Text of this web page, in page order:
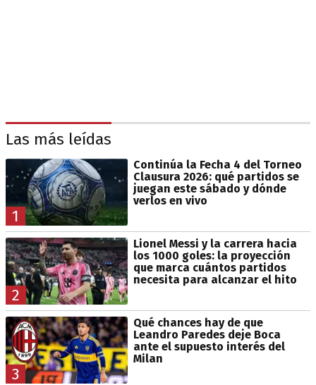
Las más leídas
1
Continúa la Fecha 4 del Torneo
Clausura 2026: qué partidos se
juegan este sábado y dónde
verlos en vivo
2
Lionel Messi y la carrera hacia
los 1000 goles: la proyección
que marca cuántos partidos
necesita para alcanzar el hito
3
Qué chances hay de que
Leandro Paredes deje Boca
ante el supuesto interés del
Milan